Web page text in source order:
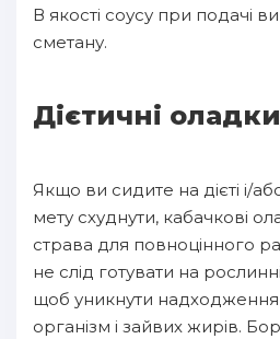
В якості соусу при подачі
сметану.
Дієтичні
Якщо ви сидите на дієті і/
мету схуднути, кабачкові
страва для повноцінного
не слід готувати на
щоб уникнути надходження
організм і зайвих жирів.